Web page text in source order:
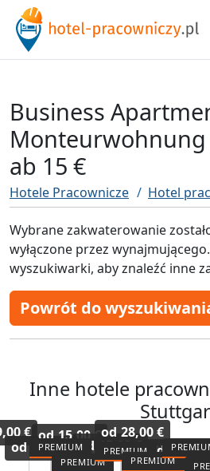
Business
ab 15 €
Hotele Pracownicze Hotel
Wybrane zakwaterowanie
wyłączone przez
wyszukiwarki, aby znaleźć inne
Powrót do
Inne hotele
€
od 10,00 €
od 15,00 €
od 15,00 €
od 28,00 €
od 12,99